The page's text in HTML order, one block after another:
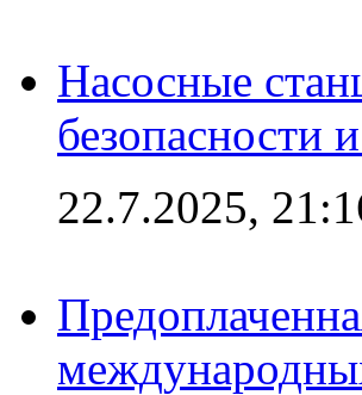
Насосные
безопасности
22.7.2025,